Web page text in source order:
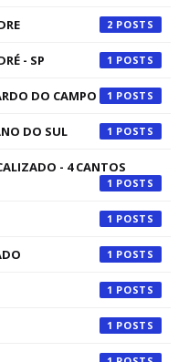
2
- SP 1
DO CAMPO 1
DO SUL 1
- 4 CANTOS
1
1
1
1
1